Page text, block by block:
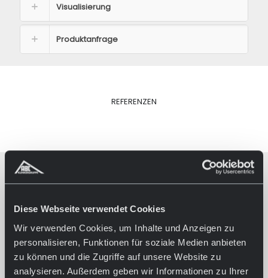
Diese Webseite verwendet Cookies
Wir verwenden Cookies, um Inhalte und Anzeigen zu
personalisieren, Funktionen für soziale Medien anbieten
zu können und die Zugriffe auf unsere Website zu
analysieren. Außerdem geben wir Informationen zu Ihrer
Visualisierung
Produktanfrage
REFERENZEN